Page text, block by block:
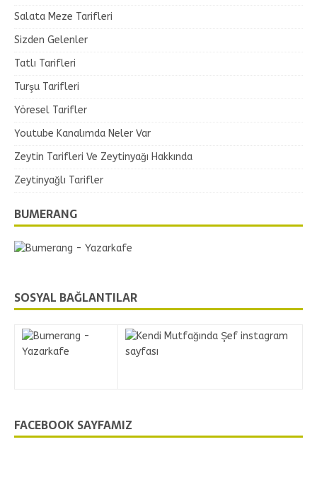
Salata Meze Tarifleri
Sizden Gelenler
Tatlı Tarifleri
Turşu Tarifleri
Yöresel Tarifler
Youtube Kanalımda Neler Var
Zeytin Tarifleri Ve Zeytinyağı Hakkında
Zeytinyağlı Tarifler
BUMERANG
SOSYAL BAĞLANTILAR
FACEBOOK SAYFAMIZ